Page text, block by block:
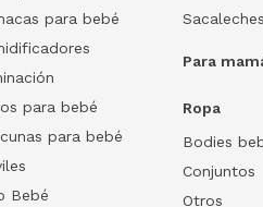
para bebé
para bebé
para bebé
Bebé
Sacaleches
Para
Ropa
Bodies
Conjuntos
Otros